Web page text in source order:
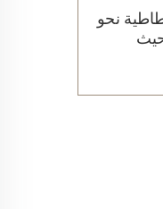
نحو